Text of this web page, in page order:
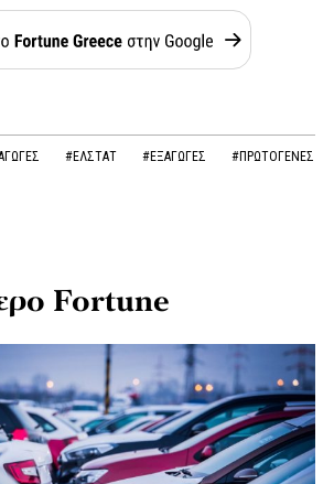
#ΕΛΣΤΑΤ #ΕΞΑΓΩΓΕΣ
#ΠΡΩΤΟΓΕΝΕΣ
Fortune